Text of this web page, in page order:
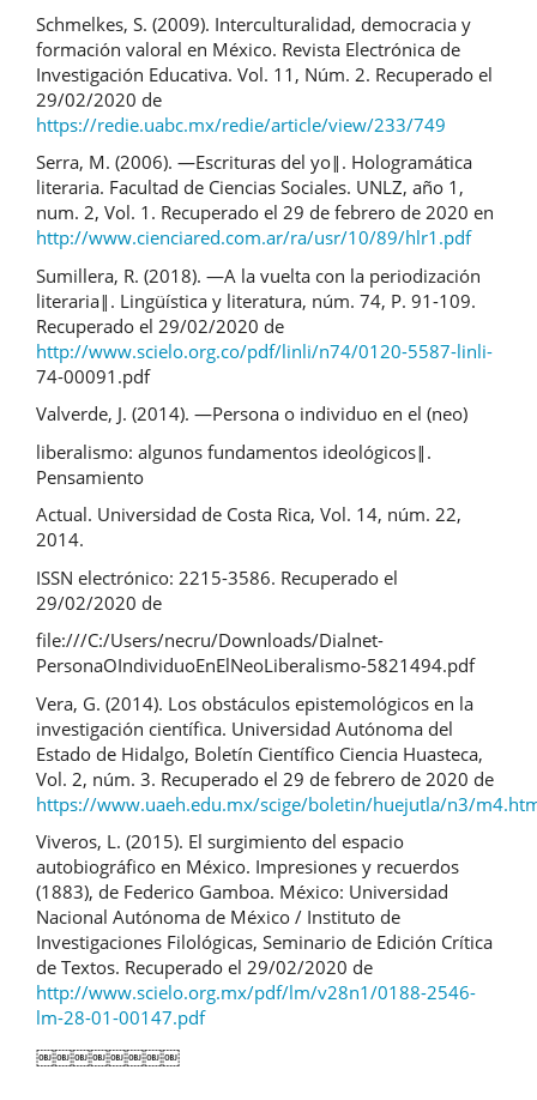
Schmelkes, S. (2009). Interculturalidad, democracia y
formación valoral en México. Revista Electrónica de
Investigación Educativa. Vol. 11, Núm. 2. Recuperado el
29/02/2020 de
https://redie.uabc.mx/redie/article/view/233/749
Serra, M. (2006). ―Escrituras del yo‖. Hologramática
literaria. Facultad de Ciencias Sociales. UNLZ, año 1,
num. 2, Vol. 1. Recuperado el 29 de febrero de 2020 en
http://www.cienciared.com.ar/ra/usr/10/89/hlr1.pdf
Sumillera, R. (2018). ―A la vuelta con la periodización
literaria‖. Lingüística y literatura, núm. 74, P. 91-109.
Recuperado el 29/02/2020 de
http://www.scielo.org.co/pdf/linli/n74/0120-5587-linli-
74-00091.pdf
Valverde, J. (2014). ―Persona o individuo en el (neo)
liberalismo: algunos fundamentos ideológicos‖.
Pensamiento
Actual. Universidad de Costa Rica, Vol. 14, núm. 22,
2014.
ISSN electrónico: 2215-3586. Recuperado el
29/02/2020 de
file:///C:/Users/necru/Downloads/Dialnet-
PersonaOIndividuoEnElNeoLiberalismo-5821494.pdf
Vera, G. (2014). Los obstáculos epistemológicos en la
investigación científica. Universidad Autónoma del
Estado de Hidalgo, Boletín Científico Ciencia Huasteca,
Vol. 2, núm. 3. Recuperado el 29 de febrero de 2020 de
https://www.uaeh.edu.mx/scige/boletin/huejutla/n3/
Viveros, L. (2015). El surgimiento del espacio
autobiográfico en México. Impresiones y recuerdos
(1883), de Federico Gamboa. México: Universidad
Nacional Autónoma de México / Instituto de
Investigaciones Filológicas, Seminario de Edición Crítica
de Textos. Recuperado el 29/02/2020 de
http://www.scielo.org.mx/pdf/lm/v28n1/0188-2546-
lm-28-01-00147.pdf
￼￼￼￼￼￼￼￼